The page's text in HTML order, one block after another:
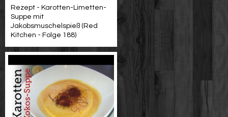
Rezept - Karotten-Limetten-
Suppe mit
Jakobsmuschelspieß (Red
Kitchen - Folge 188)